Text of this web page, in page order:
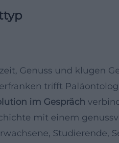
Genuss und klugen
trifft
im Gespräch
mit einem
Studierende,